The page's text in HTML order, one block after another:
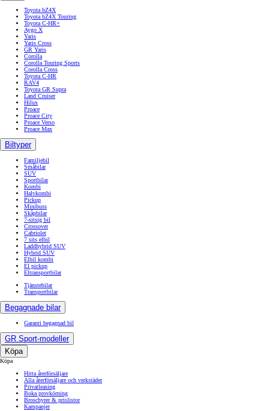
Toyota bZ4X
Toyota bZ4X Touring
Toyota C-HR+
Aygo X
Yaris
Yaris Cross
GR Yaris
Corolla
Corolla Touring Sports
Corolla Cross
Toyota C-HR
RAV4
Toyota GR Supra
Land Cruiser
Hilux
Proace
Proace City
Proace Verso
Proace Max
Biltyper
Familjebil
Småbilar
SUV
Sportbilar
Kombi
Halvkombi
Pickup
Minibuss
Skåpbilar
7-sitsig bil
Crossover
Cabriolet
7 sits elbil
Laddhybrid SUV
Hybrid SUV
Elbil kombi
El pickup
Eltransportbilar
Tjänstebilar
Transportbilar
Begagnade bilar
Garanti begagnad bil
GR Sport-modeller
Köpa
Köpa
Hitta återförsäljare
Alla återförsäljare och verkstäder
Privatleasing
Boka provkörning
Broschyrer & prislistor
Kampanjer